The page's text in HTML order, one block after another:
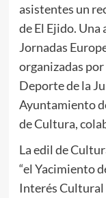
asistentes un
de El Ejido. Una
Jornadas
organizadas
Deporte de la
Ayuntamiento
de Cultura,
La edil de
“el Yacimiento
Interés Cultural